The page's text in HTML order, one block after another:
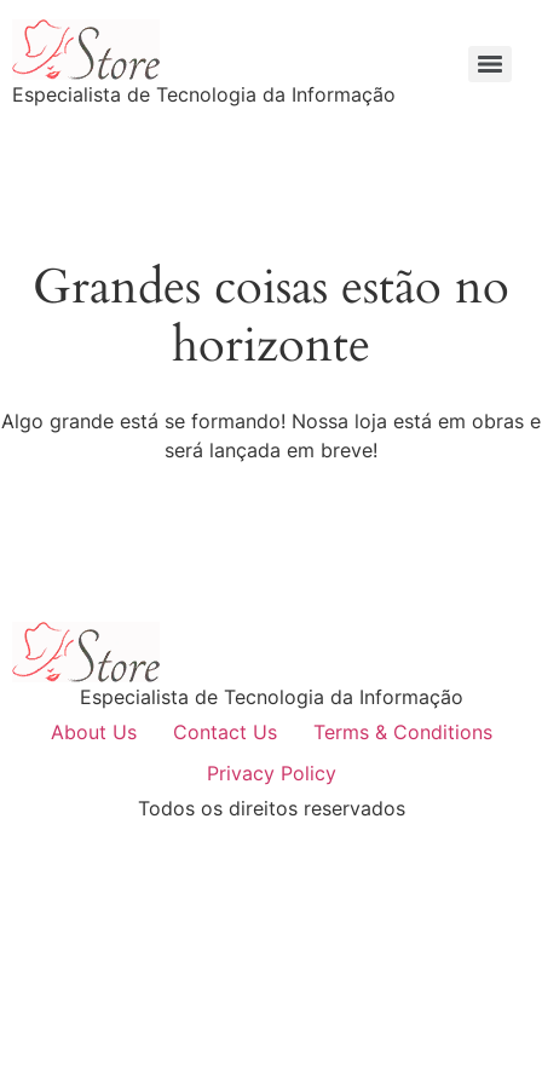
Especialista de Tecnologia da Informação
Grandes coisas estão no
horizonte
Algo grande está se formando! Nossa loja está em obras e
será lançada em breve!
Especialista de Tecnologia da Informação
About Us
Contact Us
Terms & Conditions
Privacy Policy
Todos os direitos reservados